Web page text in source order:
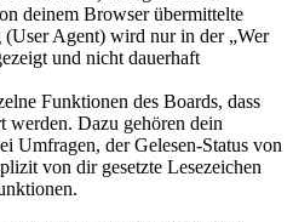
deinem Browser übermittelte
Agent) wird nur in der „Wer
und nicht dauerhaft
Funktionen des Boards, dass
werden. Dazu gehören dein
Umfragen, der Gelesen-Status von
von dir gesetzte Lesezeichen